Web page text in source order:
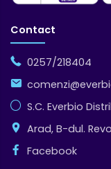
Contact
0257/218404
S.C. Everbio
Arad, B-dul.
Facebook